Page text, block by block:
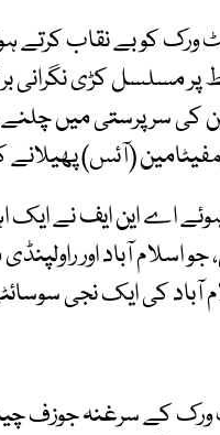
پر مسلسل کڑی نگرانی
کی سرپرستی میں
(آئس)
اے این ایف نے ایک
آباد اور
آباد کی ایک نجی
کے سرغنہ جوزف